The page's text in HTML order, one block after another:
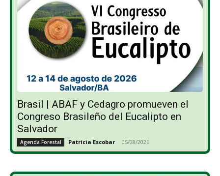
Brasil | ABAF y Cedagro promueven el
Congreso Brasileño del Eucalipto en
Salvador
Agenda Forestal Patricia Escobar - 05/08/2026